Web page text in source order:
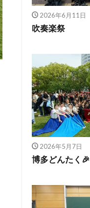
2026年6月11日
吹奏楽祭
2026年5月7日
博多どんたく🎉